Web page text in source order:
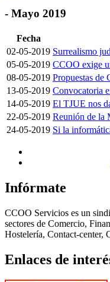
- Mayo 2019
Fecha
02-05-2019 Surrealismo
05-05-2019 CCOO exige
08-05-2019 Propuestas de
13-05-2019 Convocatoria
14-05-2019 El TJUE nos
22-05-2019 Reunión de la
24-05-2019 Si la
Infórmate
CCOO Servicios es un
sectores de Comercio,
Hostelería, Contact-center,
Enlaces de